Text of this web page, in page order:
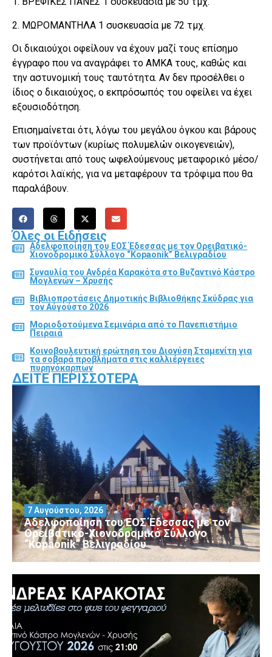
2. ΜΩΡΟΜΑΝΤΗΛΑ 1 συσκευασία με 72 τμχ.
Οι δικαιούχοι οφείλουν να έχουν μαζί τους επίσημο
έγγραφο που να αναγράφει το ΑΜΚΑ τους, καθώς και
την αστυνομική τους ταυτότητα. Αν δεν προσέλθει ο
ίδιος ο δικαιούχος, ο εκπρόσωπός του οφείλει να έχει
εξουσιοδότηση.
Επισημαίνεται ότι, λόγω του μεγάλου όγκου και βάρους
των προϊόντων (κυρίως πολυμελών οικογενειών),
συστήνεται από τους ωφελούμενους μεταφορικό μέσο/
καρότσι λαϊκής, για να μεταφέρουν τα τρόφιμα που θα
παραλάβουν.
Όλες οι Ειδήσεις
Αδελφοποίηση του ΕΟΣ Έδεσσας με τον Ορειβατικό-
Χιονοδρομικό Σύλλογο “Kopaonik” Βελιγραδίου
Συναυλία του Ανδρέα Καρακότα στο Βυζαντινό Κάστρο
Μογλενών – Χρυσής
Βιβλιοπροτάσεις Δημοτικής Βιβλιοθήκης Σκύδρας για
τον Αύγούστο 2026
Μοριοδοτούμενα Σεμινάρια από το Πανεπιστήμιο
Πειραιά
Κοινοβουλευτική ερώτηση του Διονύση Σταμενίτη για
τα σοβαρά προβλήματα στις καλλιέργειες
πυρηνόκαρπων
ΔΕΊΤΕ ΠΕΡΙΣΣΌΤΕΡΑ
Αδελφοποίηση του ΕΟΣ Έδεσσας με τον
Ορειβατικό-Χιονοδρομικό Σύλλογο
“Kopaonik” Βελιγραδίου
7 Αυγούστου, 2026